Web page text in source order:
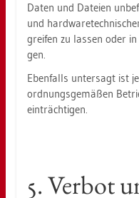
Daten und Da­tei­en
und
grei­fen zu las­sen oder
gen.
Eben­falls un­ter­sagt ist
ord­nungs­ge­mä­ßen
ein­träch­ti­gen.
5. Ver­bot